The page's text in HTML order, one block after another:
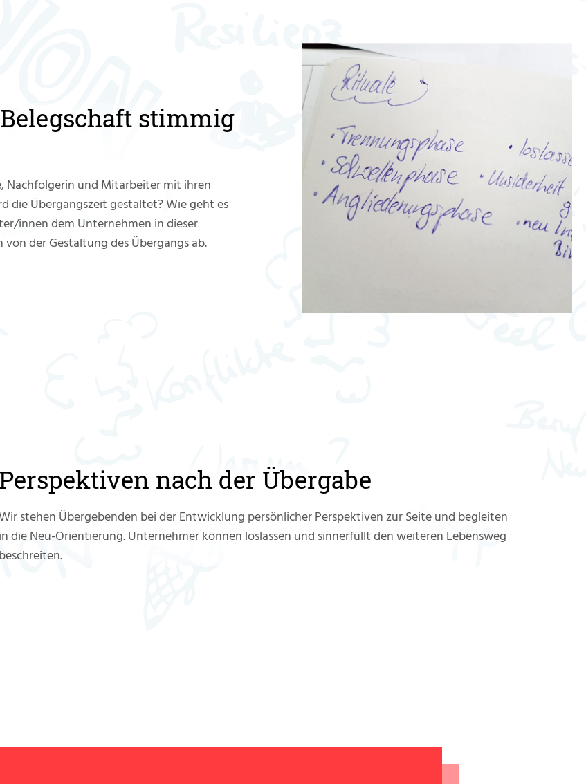
stimmig
Nachfolgerin und Mitarbeiter mit ihren
die Übergangszeit gestaltet? Wie geht es
innen dem Unternehmen in dieser
der Gestaltung des Übergangs ab.
Perspektiven nach der Übergabe
stehen Übergebenden bei der Entwicklung persönlicher Perspektiven zur Seite und begleiten
in die Neu-Orientierung. Unternehmer können loslassen und sinnerfüllt den weiteren Lebensweg
beschreiten.